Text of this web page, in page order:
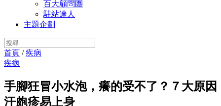
百大顧問團
駐站達人
主題企劃
首頁 /疾病
疾病
手腳狂冒小水泡，癢的受不了？７大原因
汗皰疹易上身